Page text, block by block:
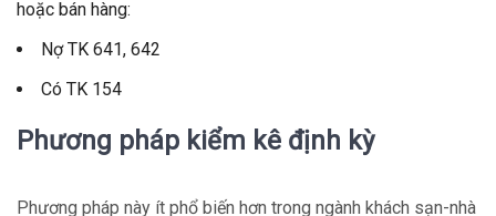
hoặc bán hàng:
Nợ TK 641, 642
Có TK 154
Phương pháp kiểm kê định kỳ
Phương pháp này ít phổ biến hơn trong ngành khách sạn-nhà